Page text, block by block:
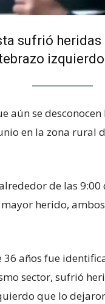
sufrió
aún se
en la zona rural
de las 9:00
herido,
36 años fue
sector, sufrió
que lo